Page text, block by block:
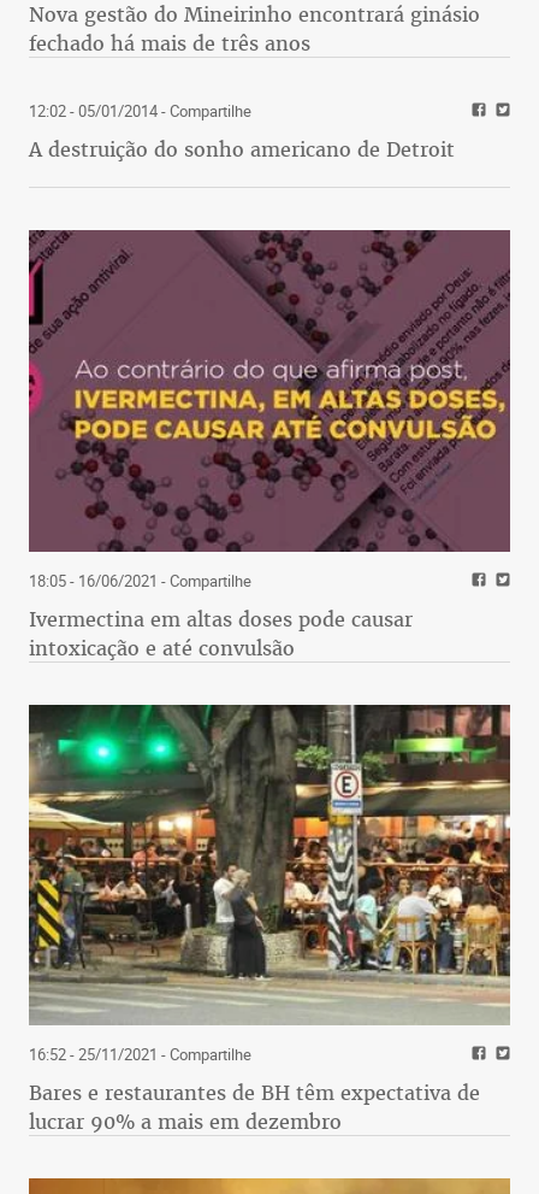
Nova gestão do Mineirinho encontrará ginásio
fechado há mais de três anos
12:02 - 05/01/2014- Compartilhe
A destruição do sonho americano de Detroit
18:05 - 16/06/2021 - Compartilhe
Ivermectina em altas doses pode causar
intoxicação e até convulsão
16:52 - 25/11/2021 - Compartilhe
Bares e restaurantes de BH têm expectativa de
lucrar 90% a mais em dezembro